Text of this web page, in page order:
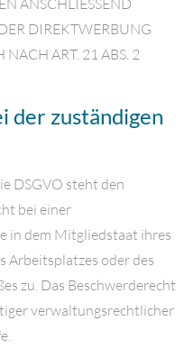
DIREKTWERBUNG
ART. 21 ABS. 2
der zuständigen
DSGVO steht den
bei einer
in dem Mitgliedstaat ihres
Arbeitsplatzes oder des
zu. Das Beschwerderecht
verwaltungsrechtlicher